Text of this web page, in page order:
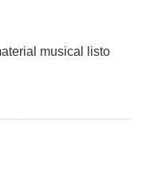
musical listo